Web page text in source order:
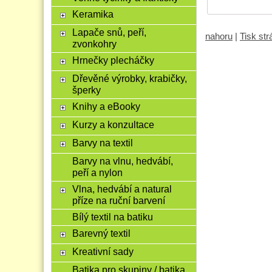
nahoru Tisk
Keramika
Lapače snů, peří,
zvonkohry
Hrnečky plecháčky
Dřevěné výrobky, krabičky,
šperky
Knihy a eBooky
Kurzy a konzultace
Barvy na textil
Barvy na vlnu, hedvábí,
peří a nylon
Vlna, hedvábí a natural
příze na ruční barvení
Bílý textil na batiku
Barevný textil
Kreativní sady
Batika pro skupiny / batika